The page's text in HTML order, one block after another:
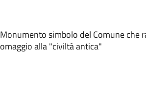
Monumento simbolo del Comune che
omaggio alla "civiltà antica"